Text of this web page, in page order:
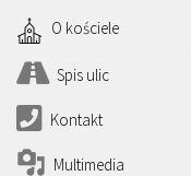
O kościele
Spis ulic
Kontakt
Multimedia